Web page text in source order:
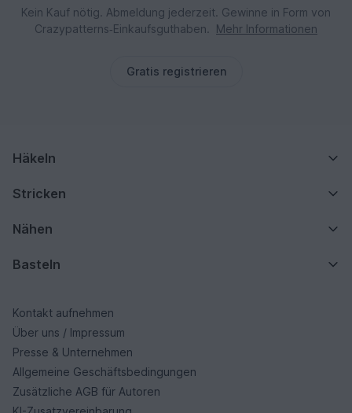
Kein Kauf nötig. Abmeldung jederzeit. Gewinne in Form von
Crazypatterns‑Einkaufsguthaben.
Mehr Informationen
Gratis registrieren
Häkeln
Stricken
Nähen
Basteln
Kontakt aufnehmen
Über uns / Impressum
Presse & Unternehmen
Allgemeine Geschäftsbedingungen
Zusätzliche AGB für Autoren